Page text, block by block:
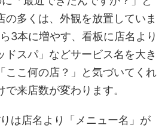
の多くは、外観を放置していま
3本に増やす、看板に店名より
ドスパ」などサービス名を大き
ここ何の店？」と気づいてくれ
来店数が変わります。
は店名より「メニュー名」が